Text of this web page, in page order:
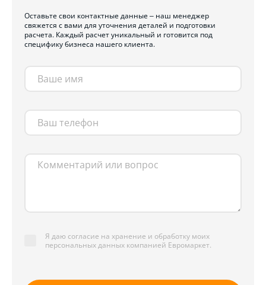
Оставьте свои контактные данные – наш менеджер
свяжется с вами для уточнения деталей и подготовки
расчета. Каждый расчет уникальный и готовится под
специфику бизнеса нашего клиента.
Я даю согласие на хранение и обработку моих
персональных данных компанией Евромаркет.